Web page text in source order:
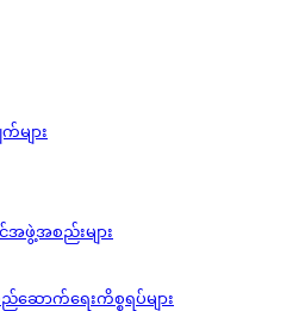
များ
ဖွဲ့အစည်းများ
ာက်‌ရေးကိစ္စရပ်များ